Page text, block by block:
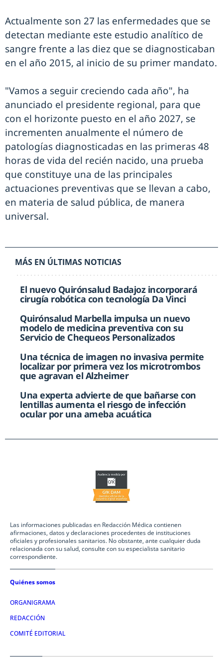
Actualmente son 27 las enfermedades que se
detectan mediante este estudio analítico de
sangre frente a las diez que se diagnosticaban
en el año 2015, al inicio de su primer mandato.
"Vamos a seguir creciendo cada año", ha
anunciado el presidente regional, para que
con el horizonte puesto en el año 2027, se
incrementen anualmente el número de
patologías diagnosticadas en las primeras 48
horas de vida del recién nacido, una prueba
que constituye una de las principales
actuaciones preventivas que se llevan a cabo,
en materia de salud pública, de manera
universal.
MÁS EN ÚLTIMAS NOTICIAS
El nuevo Quirónsalud Badajoz incorporará
cirugía robótica con tecnología Da Vinci
Quirónsalud Marbella impulsa un nuevo
modelo de medicina preventiva con su
Servicio de Chequeos Personalizados
Una técnica de imagen no invasiva permite
localizar por primera vez los microtrombos
que agravan el Alzheimer
Una experta advierte de que bañarse con
lentillas aumenta el riesgo de infección
ocular por una ameba acuática
Las informaciones publicadas en Redacción Médica contienen
afirmaciones, datos y declaraciones procedentes de instituciones
oficiales y profesionales sanitarios. No obstante, ante cualquier duda
relacionada con su salud, consulte con su especialista sanitario
correspondiente.
Quiénes somos
ORGANIGRAMA
REDACCIÓN
COMITÉ EDITORIAL